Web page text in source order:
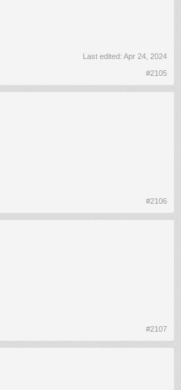
Last edited: Apr 24, 2024
#2105
#2106
#2107